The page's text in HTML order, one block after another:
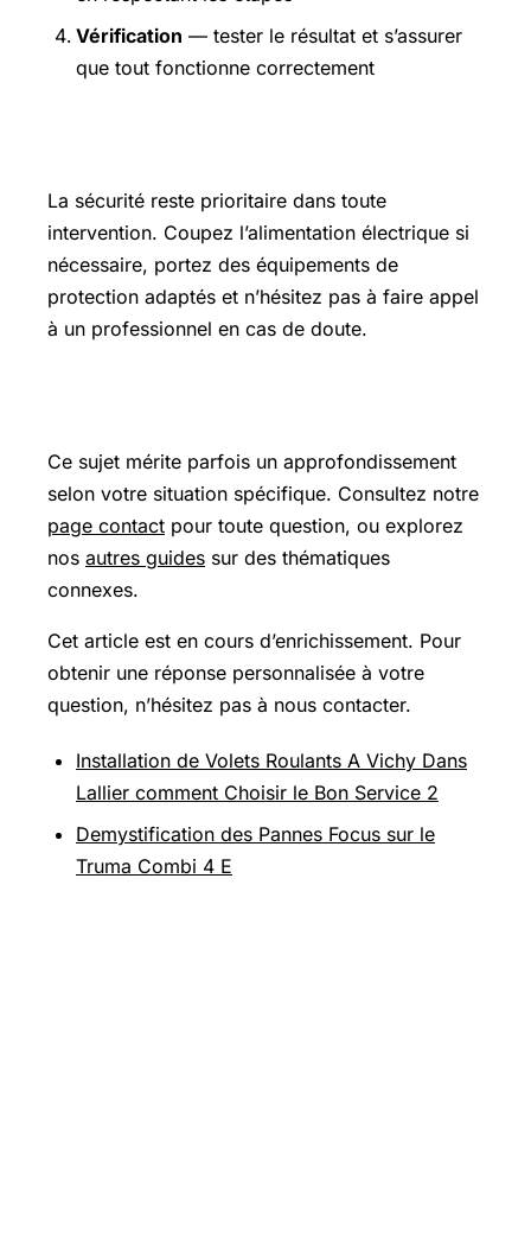
Vérification — tester le résultat et s’assurer
que tout fonctionne correctement
La sécurité reste prioritaire dans toute
intervention. Coupez l’alimentation électrique si
nécessaire, portez des équipements de
protection adaptés et n’hésitez pas à faire appel
à un professionnel en cas de doute.
Ce sujet mérite parfois un approfondissement
selon votre situation spécifique. Consultez notre
page contact pour toute question, ou explorez
nos autres guides sur des thématiques
connexes.
Cet article est en cours d’enrichissement. Pour
obtenir une réponse personnalisée à votre
question, n’hésitez pas à nous contacter.
Installation de Volets Roulants A Vichy Dans
Lallier comment Choisir le Bon Service 2
Demystification des Pannes Focus sur le
Truma Combi 4 E